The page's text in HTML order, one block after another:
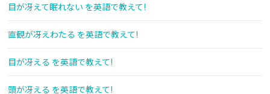
目が冴えて眠れない を英語で教えて!
直観が冴えわたる を英語で教えて!
目が冴える を英語で教えて!
頭が冴える を英語で教えて!